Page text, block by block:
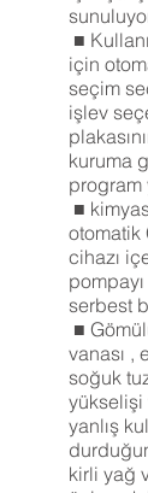
■
için
seçim
işlev
kuruma
program
■
otomatik
cihazı
serbest
■
vanası ,
soğuk
yükselişi
yanlış
kirli yağ